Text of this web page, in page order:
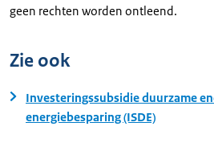
geen rechten worden ontleend.
Zie ook
Investeringssubsidie duurzame
energiebesparing (ISDE)